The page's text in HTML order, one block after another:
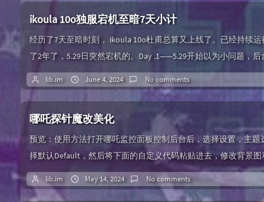
Windows10默认不支持WebP的缩略图呢？可能是因为WebP格式
对较新，而且微软没有在系统中集成相关的解码器。对于常见的
片格式如...
ikoula 10o独服宕机至暗7天小计
经历了7天至暗时刻， ikoula 10o杜甫总算又上线了。已经持续运
了2年了，5.29日突然宕机的。Day .1——5.29开始以为小问题，后
重启一下可以解决，想简单了。重启完成依然连接不上，发工单
系了客服Day .2——5.30客服建议进行网络引导来检查。于是后台
始进行网络引导，漫长的过程卡在了阶段3/5。Day .3——5.31阶段
3/5卡了整一天没有动静，于是再次联系了客服，...
lib.im June 4, 2024 No comments
哪吒探针魔改美化
预览：使用方法打开哪吒监控面板控制后台后，选择设置，主题
择默认Default，然后将下面的自定义代码粘贴进去，修改背景图
logo图的地址即可。来源<style> @media only screen and (min-
width: 1200px) { .ui.container { width: 80% !important; } } ...
lib.im May 14, 2024 No comments